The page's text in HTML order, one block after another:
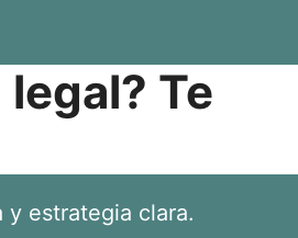
Te
estrategia clara.